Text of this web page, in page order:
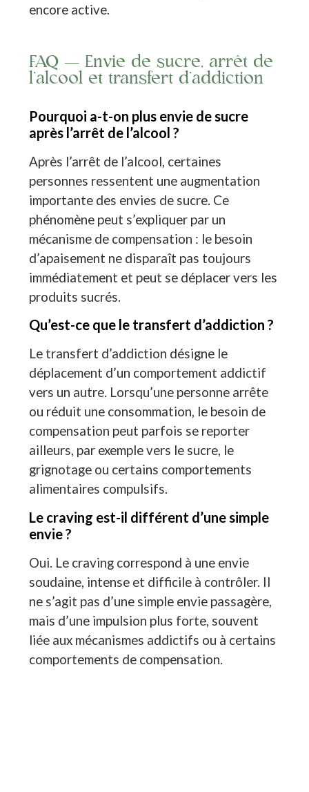
encore active.
FAQ — Envie de sucre, arrêt de
l’alcool et transfert d’addiction
Pourquoi a-t-on plus envie de sucre
après l’arrêt de l’alcool ?
Après l’arrêt de l’alcool, certaines
personnes ressentent une augmentation
importante des envies de sucre. Ce
phénomène peut s’expliquer par un
mécanisme de compensation : le besoin
d’apaisement ne disparaît pas toujours
immédiatement et peut se déplacer vers les
produits sucrés.
Qu’est-ce que le transfert d’addiction ?
Le transfert d’addiction désigne le
déplacement d’un comportement addictif
vers un autre. Lorsqu’une personne arrête
ou réduit une consommation, le besoin de
compensation peut parfois se reporter
ailleurs, par exemple vers le sucre, le
grignotage ou certains comportements
alimentaires compulsifs.
Le craving est-il différent d’une simple
envie ?
Oui. Le craving correspond à une envie
soudaine, intense et difficile à contrôler. Il
ne s’agit pas d’une simple envie passagère,
mais d’une impulsion plus forte, souvent
liée aux mécanismes addictifs ou à certains
comportements de compensation.